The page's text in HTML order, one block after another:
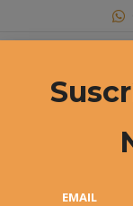
Buscar:
EMAIL